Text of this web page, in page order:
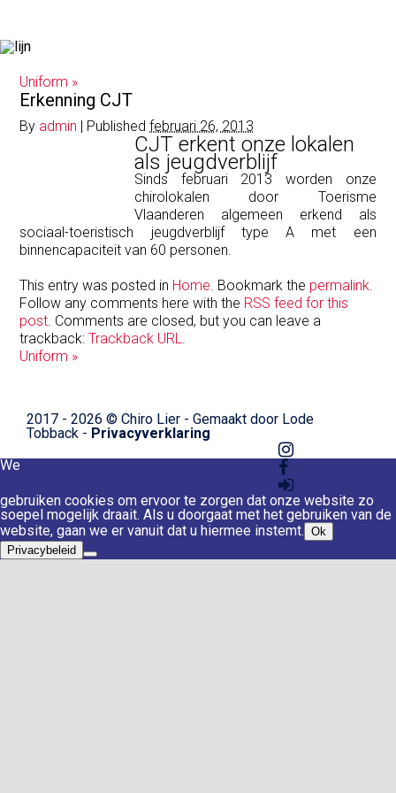
Uniform »
Erkenning CJT
By admin Publishedfebruari 26, 2013
CJT erkent onze lokalen
als jeugdverblijf
Sinds februari 2013 worden onze
chirolokalen door Toerisme
Vlaanderen algemeen erkend als
sociaal-toeristisch jeugdverblijf type A met een
binnencapaciteit van 60 personen.
This entry was posted in Home. Bookmark the permalink.
Follow any comments here with the RSS feed for this
post. Comments are closed, but you can leave a
trackback:Trackback URL.
Uniform »
2017 - 2026 © Chiro Lier - Gemaakt door Lode
Tobback - Privacyverklaring
We
gebruiken cookies om ervoor te zorgen dat onze website zo
soepel mogelijk draait. Als u doorgaat met het gebruiken van de
website, gaan we er vanuit dat u hiermee instemt. Ok
Privacybeleid